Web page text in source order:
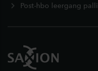
Post-hbo leergang